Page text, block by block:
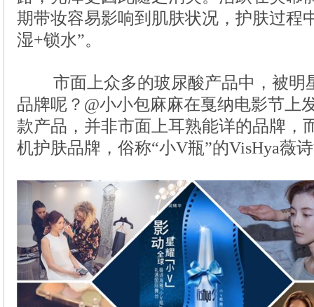
市面上众多的玻尿酸产品中，被明